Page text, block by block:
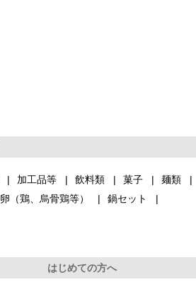
加工品等 飲料類 菓子
麺類
卵（鶏、烏骨鶏等）
鍋セット
はじめての方へ